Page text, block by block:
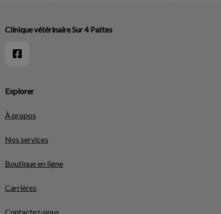
Explorer
À propos
Nos services
Boutique en ligne
Carrières
Contactez-nous
Clinique vétérinaire Sur 4 Pattes